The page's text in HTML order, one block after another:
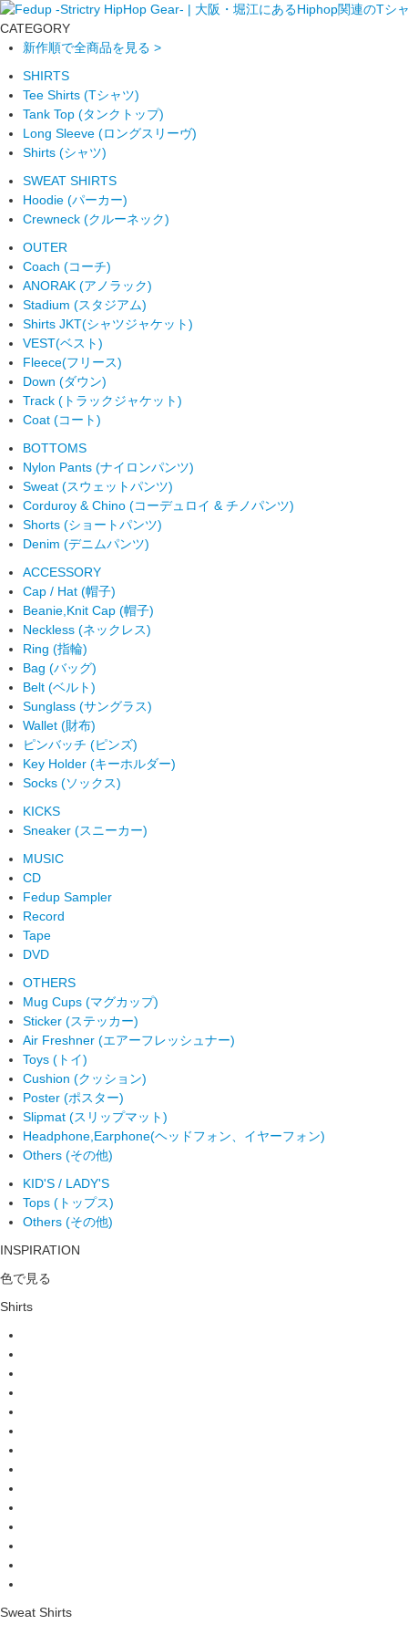
CATEGORY
新作順で全商品を見る >
SHIRTS
Tee Shirts (Tシャツ)
Tank Top (タンクトップ)
Long Sleeve (ロングスリーヴ)
Shirts (シャツ)
SWEAT SHIRTS
Hoodie (パーカー)
Crewneck (クルーネック)
OUTER
Coach (コーチ)
ANORAK (アノラック)
Stadium (スタジアム)
Shirts JKT(シャツジャケット)
VEST(ベスト)
Fleece(フリース)
Down (ダウン)
Track (トラックジャケット)
Coat (コート)
BOTTOMS
Nylon Pants (ナイロンパンツ)
Sweat (スウェットパンツ)
Corduroy & Chino (コーデュロイ & チノパンツ)
Shorts (ショートパンツ)
Denim (デニムパンツ)
ACCESSORY
Cap / Hat (帽子)
Beanie,Knit Cap (帽子)
Neckless (ネックレス)
Ring (指輪)
Bag (バッグ)
Belt (ベルト)
Sunglass (サングラス)
Wallet (財布)
ピンバッチ (ピンズ)
Key Holder (キーホルダー)
Socks (ソックス)
KICKS
Sneaker (スニーカー)
MUSIC
CD
Fedup Sampler
Record
Tape
DVD
OTHERS
Mug Cups (マグカップ)
Sticker (ステッカー)
Air Freshner (エアーフレッシュナー)
Toys (トイ)
Cushion (クッション)
Poster (ポスター)
Slipmat (スリップマット)
Headphone,Earphone(ヘッドフォン、イヤーフォン)
Others (その他)
KID'S / LADY'S
Tops (トップス)
Others (その他)
INSPIRATION
色で見る
Shirts
Sweat Shirts